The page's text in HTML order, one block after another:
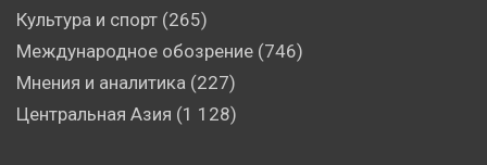
Культура и спорт (265)
Международное обозрение (746)
Мнения и аналитика (227)
Центральная Азия (1 128)